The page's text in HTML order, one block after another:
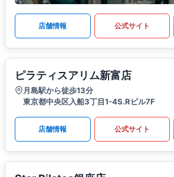
店舗情報 公式サイト
ピラティスアリム新富店
月島駅から徒歩13分
東京都中央区入船3丁目1-4S.Rビル7F
店舗情報 公式サイト